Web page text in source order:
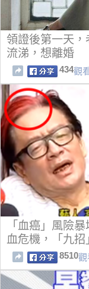
領證後第一天
流涕，想離婚
434觀
「血癌」風險
血危機，「九
8510觀